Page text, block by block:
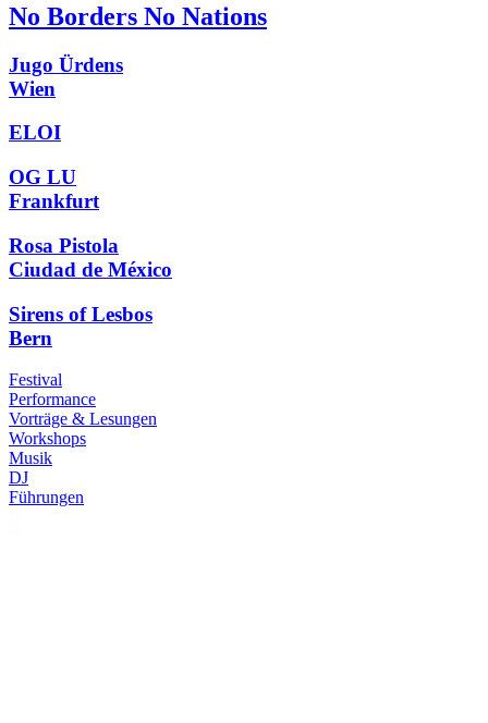
No Borders No Nations
Jugo Ürdens
Wien
ELOI
OG LU
Frankfurt
Rosa Pistola
Ciudad de México
Sirens of Lesbos
Bern
Festival
Performance
Vorträge & Lesungen
Workshops
Musik
DJ
Führungen